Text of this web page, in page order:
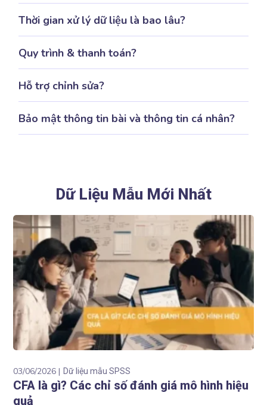
Thời gian xử lý dữ liệu là bao lâu?
Quy trình & thanh toán?
Hỗ trợ chỉnh sửa?
Bảo mật thông tin bài và thông tin cá nhân?
Dữ Liệu Mẫu Mới Nhất
03/06/2026 Dữ liệu mẫu SPSS
CFA là gì? Các chỉ số đánh giá mô hình hiệu
quả